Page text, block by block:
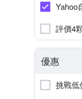
Yahoo
評價4
優惠
挑戰低